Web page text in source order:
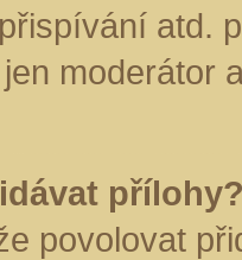
atd.
moderátor
povolovat